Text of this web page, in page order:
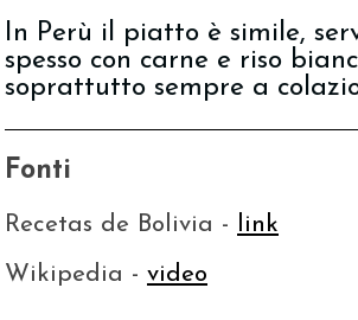
In Perù il piatto è simile,
spesso con carne e riso
soprattutto sempre a
Fonti
Recetas de Bolivia -
link
Wikipedia - video